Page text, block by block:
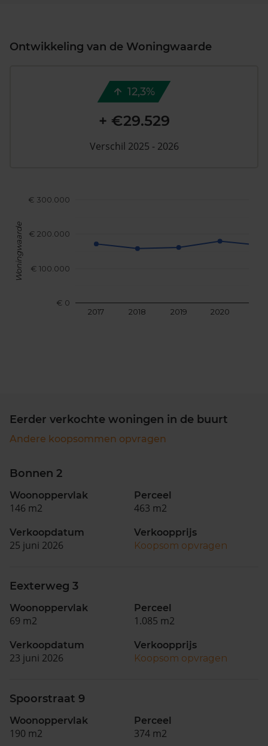
Ontwikkeling van de Woningwaarde
2017 2018 2019 2020
€ 0
€ 100.000
€ 200.000
€ 300.000
Woningwaarde
12,3%
+ €29.529
Verschil 2025 - 2026
Eerder verkochte woningen in de buurt
Andere koopsommen opvragen
Bonnen 2
Woonoppervlak
146 m2
Perceel
463 m2
Verkoopdatum
25 juni 2026
Verkoopprijs
Koopsom opvragen
Eexterweg 3
Woonoppervlak
69 m2
Perceel
1.085 m2
Verkoopdatum
23 juni 2026
Verkoopprijs
Koopsom opvragen
Spoorstraat 9
Woonoppervlak
190 m2
Perceel
374 m2